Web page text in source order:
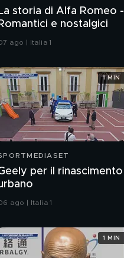
storia di Alfa Romeo -
e nostalgici
ago | Italia 1
per il rinascimento
ago | Italia 1
1 MIN
1 MIN